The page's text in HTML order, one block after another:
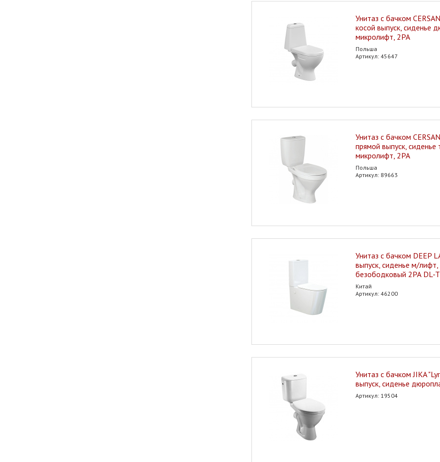
Унитаз с бачком
косой выпуск, сиденье
микролифт, 2РА
Польша
Артикул: 45647
Унитаз с бачком
прямой выпуск, сиденье
микролифт, 2РА
Польша
Артикул: 89663
Унитаз с бачком DEEP
выпуск, сиденье м/лифт,
безободковый 2РА DL-
Китай
Артикул: 46200
Унитаз с бачком JIKA
выпуск, сиденье
Артикул: 19504